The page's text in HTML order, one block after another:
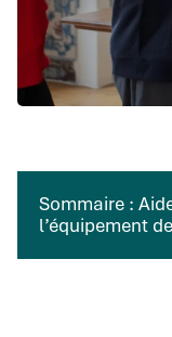
Sommaire :
l’équipement